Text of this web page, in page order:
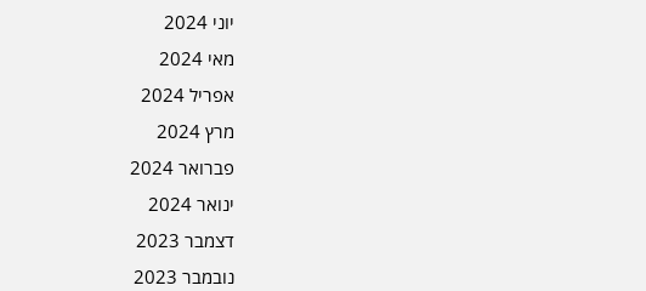
יוני 2024
מאי 2024
אפריל 2024
מרץ 2024
פברואר 2024
ינואר 2024
דצמבר 2023
נובמבר 2023